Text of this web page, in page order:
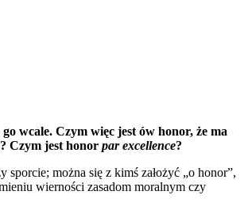
wcale. Czym więc jest ów honor, że ma
Czym jest honor par excellence?
można się z kimś założyć „o honor”,
wierności zasadom moralnym czy